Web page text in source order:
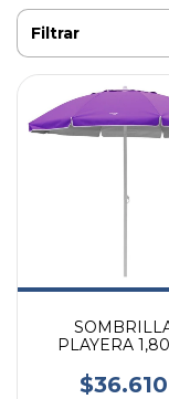
Filtrar
PLAYERA
$36.610